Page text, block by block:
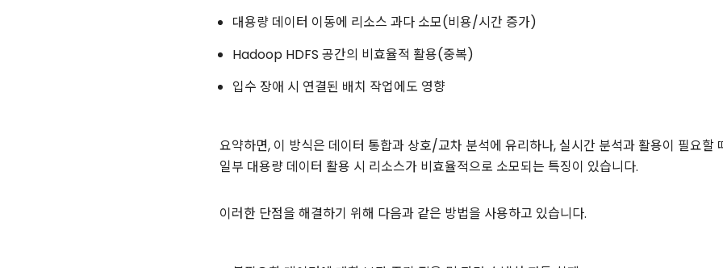
대용량 데이터 이동에 리소스 과다 소모(비용/시간 증가)
Hadoop HDFS 공간의 비효율적 활용(중복)
입수 장애 시 연결된 배치 작업에도 영향
요약하면, 이 방식은 데이터 통합과 상호/교차 분석에 유리하나, 실시간 분석과 활용이 필요할
일부 대용량 데이터 활용 시 리소스가 비효율적으로 소모되는 특징이 있습니다.
이러한 단점을 해결하기 위해 다음과 같은 방법을 사용하고 있습니다.